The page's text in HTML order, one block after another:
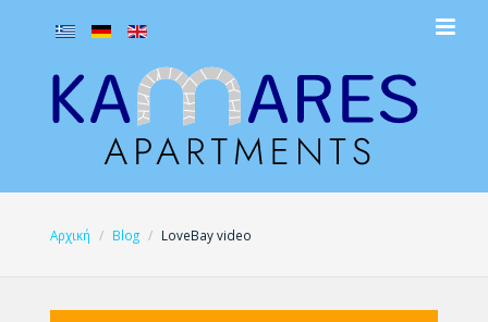
Αρχική Blog LoveBay video